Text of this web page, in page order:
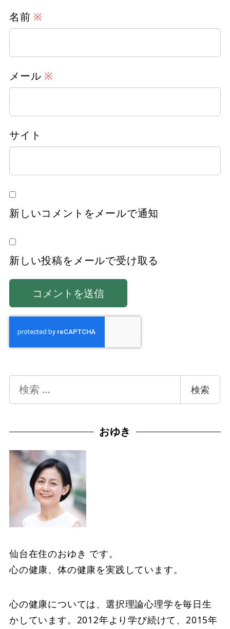
名前 ※
メール ※
サイト
新しいコメントをメールで通知
新しい投稿をメールで受け取る
検索
おゆき
仙台在住のおゆき です。
心の健康、体の健康を実践しています。
心の健康については、選択理論心理学を毎日生
かしています。2012年より学び続けて、2015年